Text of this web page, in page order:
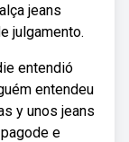
jeans
julgamento.
entendió
entendeu
y unos jeans
e